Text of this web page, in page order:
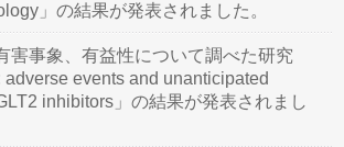
」の結果が発表されました。
害事象、有益性について調べた研究
adverse events and unanticipated
inhibitors」の結果が発表されまし